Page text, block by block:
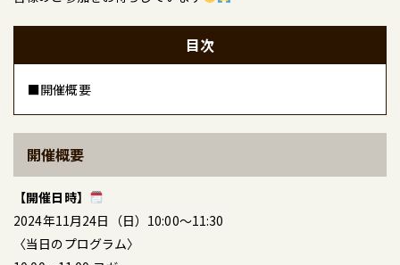
目次
■開催概要
開催概要
【開催日時】
2024年11月24日（日）10:00〜11:30
〈当日のプログラム〉